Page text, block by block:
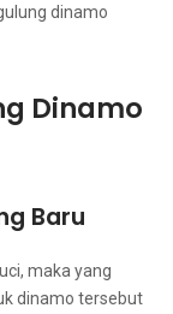
dinamo
Dinamo
Baru
mаkа уаng
dinamo tеrѕеbut